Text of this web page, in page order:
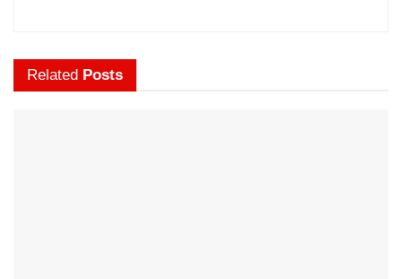
Related Posts